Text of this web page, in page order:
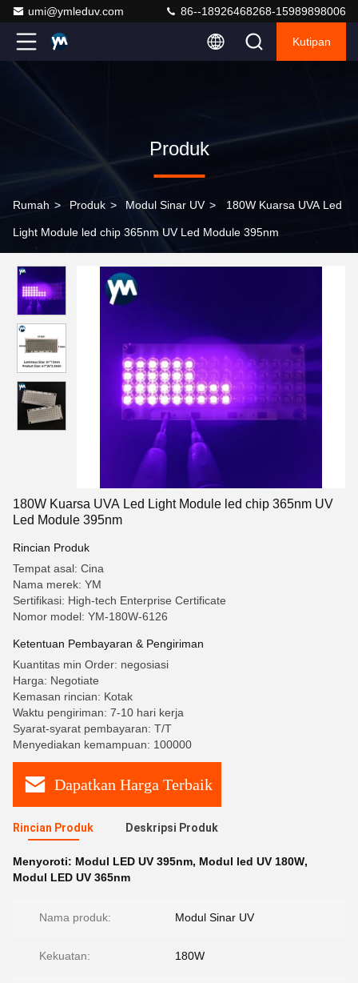
umi@ymleduv.com 86--18926468268-15989898006
Kutipan
Produk
Rumah > Produk > Modul Sinar UV > 180W Kuarsa UVA Led
Light Module led chip 365nm UV Led Module 395nm
180W Kuarsa UVA Led Light Module led chip 365nm UV
Led Module 395nm
Rincian Produk
Tempat asal: Cina
Nama merek: YM
Sertifikasi: High-tech Enterprise Certificate
Nomor model: YM-180W-6126
Ketentuan Pembayaran & Pengiriman
Kuantitas min Order: negosiasi
Harga: Negotiate
Kemasan rincian: Kotak
Waktu pengiriman: 7-10 hari kerja
Syarat-syarat pembayaran: T/T
Menyediakan kemampuan: 100000
Dapatkan Harga Terbaik
Rincian Produk Deskripsi Produk
Menyoroti: Modul LED UV 395nm, Modul led UV 180W,
Modul LED UV 365nm
Nama produk: Modul Sinar UV
Kekuatan: 180W